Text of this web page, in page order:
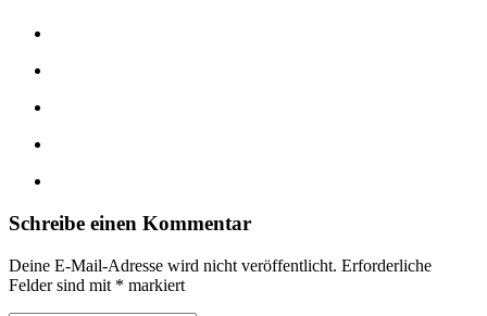
Schreibe einen Kommentar
Deine E-Mail-Adresse wird nicht veröffentlicht. Erforderliche
Felder sind mit * markiert